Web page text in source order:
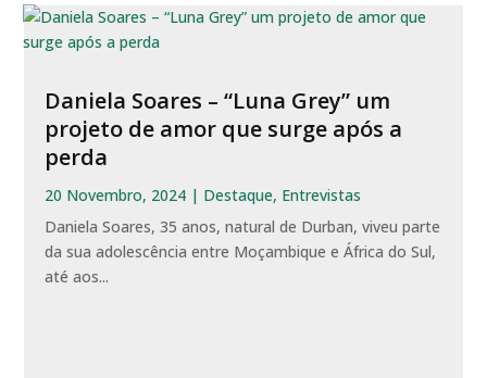
Daniela Soares – “Luna Grey” um
projeto de amor que surge após a
perda
20 Novembro, 2024 | Destaque, Entrevistas
Daniela Soares, 35 anos, natural de Durban, viveu parte
da sua adolescência entre Moçambique e África do Sul,
até aos...